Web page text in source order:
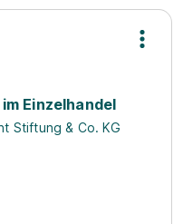
Einzelhandel
Stiftung & Co. KG